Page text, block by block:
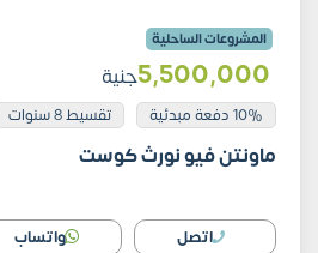
المشروعات الساحلية
5٬500٬000جنية
10% دفعة مبدئية تقسيط 8 سنوات
ماونتن فيو نورث كوست
اتصل واتساب